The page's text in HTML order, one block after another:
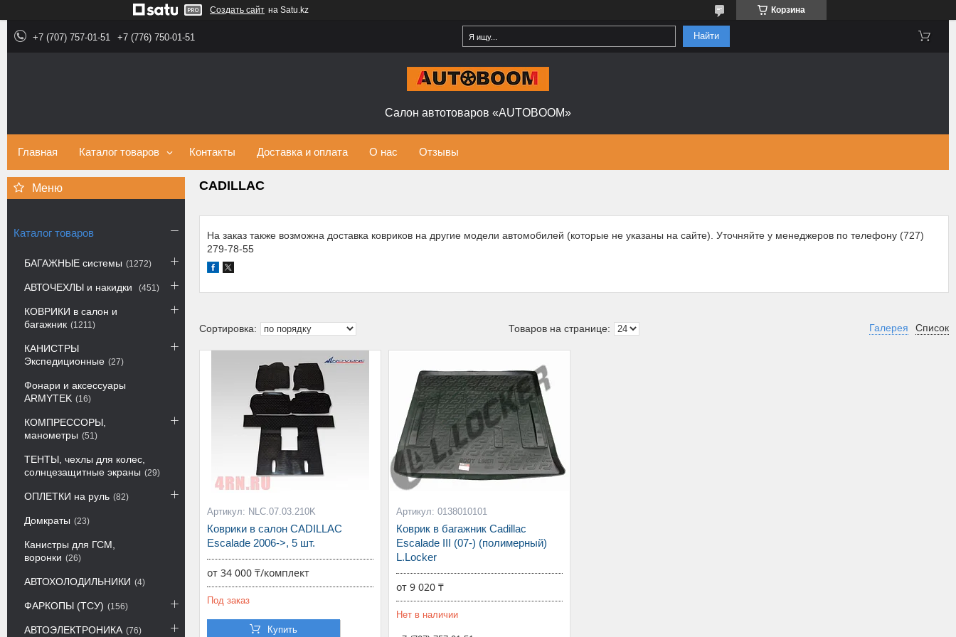
Создать сайт на Satu.kz Корзина
+7 (707) 757-01-51 +7 (776) 750-01-51 Найти
Салон автотоваров «AUTOBOOM»
Главная Каталог товаров Контакты Доставка и оплата О нас Отзывы
Каталог товаров
БАГАЖНЫЕ системы 1272
АВТОЧЕХЛЫ и накидки 451
КОВРИКИ в салон и
багажник
1211
КАНИСТРЫ
Экспедиционные
27
Фонари и аксессуары
ARMYTEK
16
КОМПРЕССОРЫ,
манометры
51
ТЕНТЫ, чехлы для колес,
солнцезащитные экраны
29
ОПЛЕТКИ на руль 82
Домкраты 23
Канистры для ГСМ,
воронки
26
АВТОХОЛОДИЛЬНИКИ 4
ФАРКОПЫ (ТСУ) 156
АВТОЭЛЕКТРОНИКА 76
CADILLAC
На заказ также возможна доставка ковриков на другие модели автомобилей (которые не указаны на сайте). Уточняйте у менеджеров по телефону (727)
279-78-55
Галерея Список
NLC.07.03.210K
Коврики в салон CADILLAC
Escalade 2006->, 5 шт.
от 34 000 ₸/комплект
Под заказ
Купить
0138010101
Коврик в багажник Cadillac
Escalade III (07-) (полимерный)
L.Locker
от 9 020 ₸
Нет в наличии